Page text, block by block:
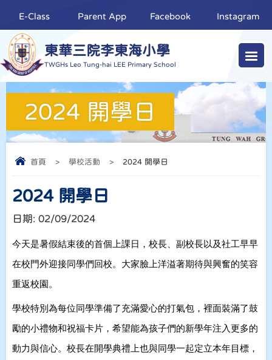
東華三院李東海小學
TWGHs Leo Tung-hai LEE Primary School
E-Class Parent App Facebook Instagram
2024 開學日
首頁 > 學校活動 > 2024 開學日
2024 開學日
日期: 02/09/2024
今天是暑假結束後的首個上課日，校長、副校長以及社工早早
在校門外迎接同學們回校。大家臉上洋溢著期待與興奮的笑容
重返校園。
學校特別為每位同學準備了充滿愛心的打氣包，裡面裝滿了鼓
勵的小禮物和祝福卡片，希望能為孩子們的新學年注入更多的
動力與信心。校長在開學典禮上也與同學一起定立本年目標，